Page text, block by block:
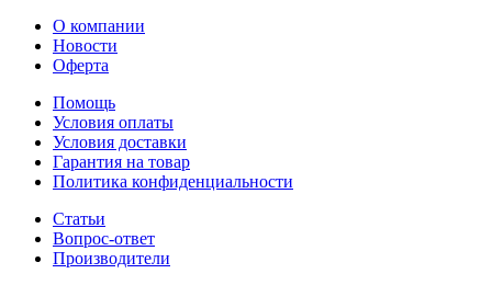
О компании
Новости
Оферта
Помощь
Условия оплаты
Условия доставки
Гарантия на товар
Политика конфиденциальности
Статьи
Вопрос-ответ
Производители